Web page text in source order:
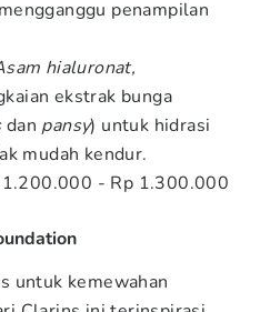
penampilan
hialuronat,
ekstrak bunga
dan pansy) untuk hidrasi
mudah kendur.
1.200.000 - Rp 1.300.000
untuk kemewahan